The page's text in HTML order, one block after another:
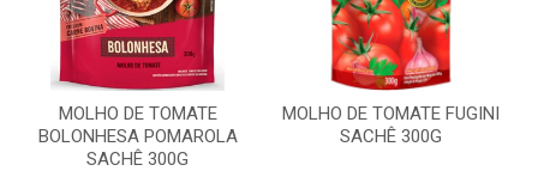
MOLHO DE TOMATE
BOLONHESA POMAROLA
SACHÊ 300G
MOLHO DE TOMATE FUGINI
SACHÊ 300G